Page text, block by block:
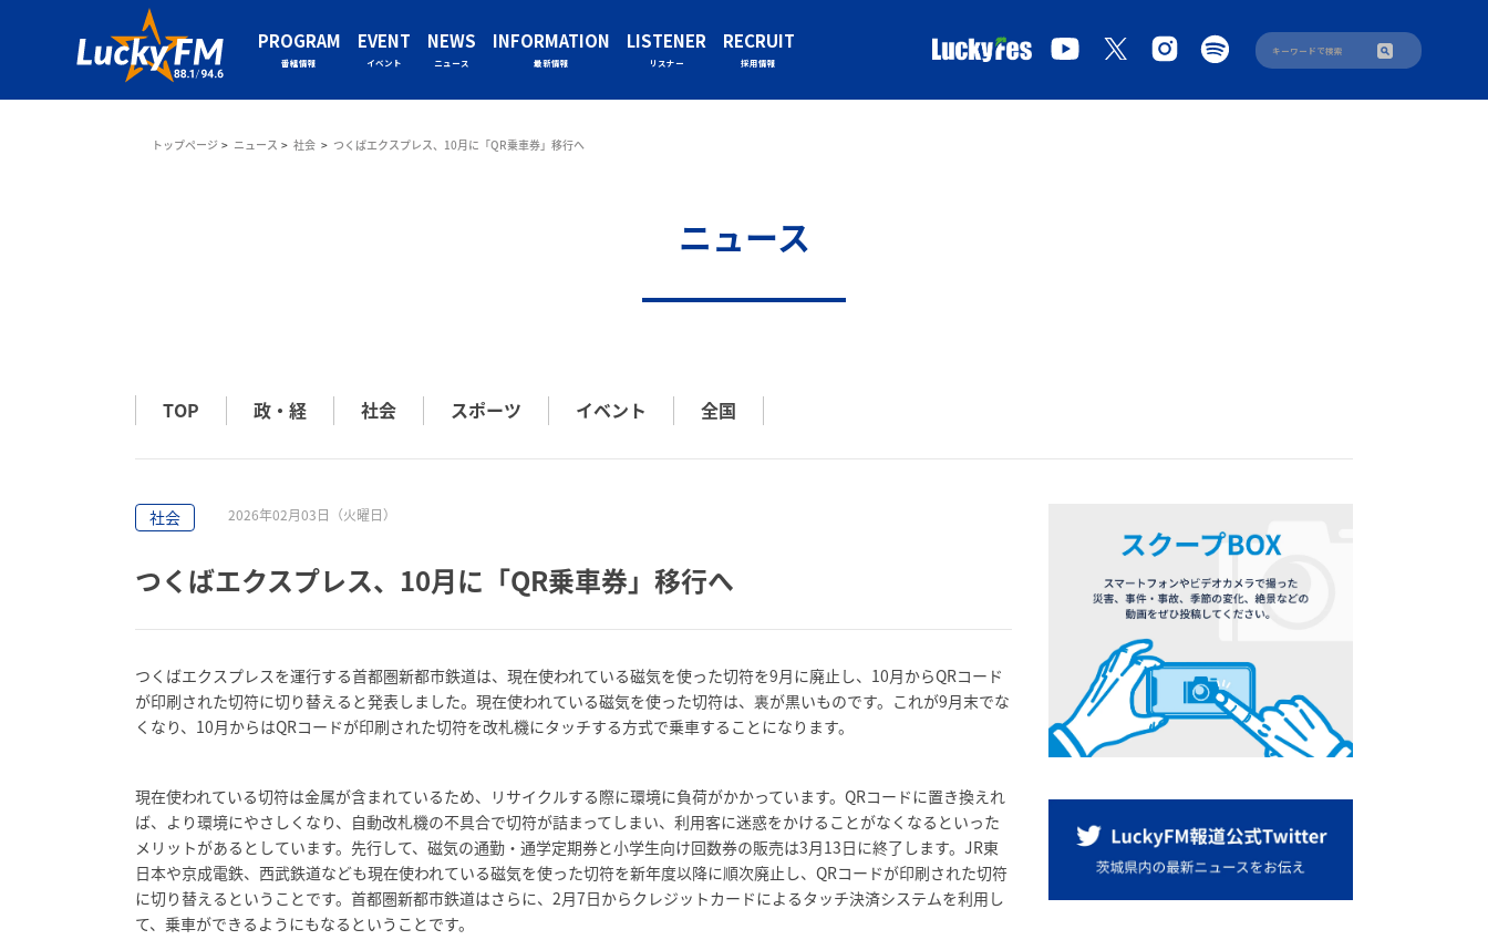
PROGRAM
番組情報
EVENT
イベント
NEWS
ニュース
INFORMATION
最新情報
LISTENER
リスナー
RECRUIT
採用情報
トップページ ニュース 社会 つくばエクスプレス、10月に「QR乗車券」移行へ
ニュース
TOP 政・経 社会 スポーツ イベント 全国
社会 2026年02月03日（火曜日）
つくばエクスプレス、10月に「QR乗車券」移行へ
つくばエクスプレスを運行する首都圏新都市鉄道は、現在使われている磁気を使った切符を9月に廃止し、10月からQRコード
が印刷された切符に切り替えると発表しました。現在使われている磁気を使った切符は、裏が黒いものです。これが9月末でな
くなり、10月からはQRコードが印刷された切符を改札機にタッチする方式で乗車することになります。
現在使われている切符は金属が含まれているため、リサイクルする際に環境に負荷がかかっています。QRコードに置き換えれ
ば、より環境にやさしくなり、自動改札機の不具合で切符が詰まってしまい、利用客に迷惑をかけることがなくなるといった
メリットがあるとしています。先行して、磁気の通勤・通学定期券と小学生向け回数券の販売は3月13日に終了します。JR東
日本や京成電鉄、西武鉄道なども現在使われている磁気を使った切符を新年度以降に順次廃止し、QRコードが印刷された切符
に切り替えるということです。首都圏新都市鉄道はさらに、2月7日からクレジットカードによるタッチ決済システムを利用し
て、乗車ができるようにもなるということです。